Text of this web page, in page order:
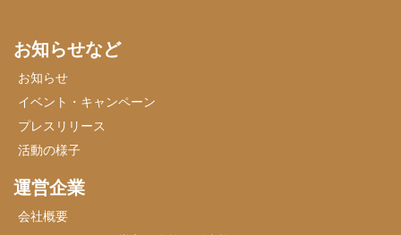
お知らせなど
お知らせ
イベント・キャンペーン
プレスリリース
活動の様子
運営企業
会社概要